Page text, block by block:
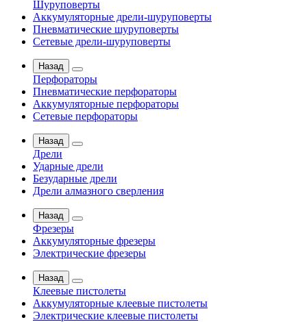
Шуруповерты
Аккумуляторные дрели-шуруповерты
Пневматические шуруповерты
Сетевые дрели-шуруповерты
Назад
Перфораторы
Пневматические перфораторы
Аккумуляторные перфораторы
Сетевые перфораторы
Назад
Дрели
Ударные дрели
Безударные дрели
Дрели алмазного сверления
Назад
Фрезеры
Аккумуляторные фрезеры
Электрические фрезеры
Назад
Клеевые пистолеты
Аккумуляторные клеевые пистолеты
Электрические клеевые пистолеты